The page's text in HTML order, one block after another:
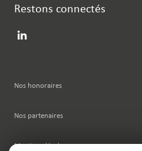
Restons connectés
Nos honoraires
Nos partenaires
Mentions légales